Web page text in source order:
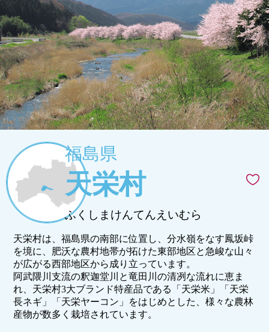
福島県
天栄村
ふくしまけんてんえいむら
天栄村は、福島県の南部に位置し、分水嶺をなす鳳坂峠
を境に、肥沃な農村地帯が拓けた東部地区と急峻な山々
が広がる西部地区から成り立っています。
阿武隈川支流の釈迦堂川と竜田川の清冽な流れに恵ま
れ、天栄村3大ブランド特産品である「天栄米」「天栄
長ネギ」「天栄ヤーコン」をはじめとした、様々な農林
産物が数多く栽培されています。